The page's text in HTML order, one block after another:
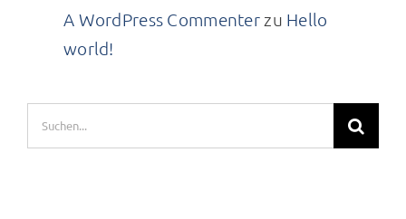
A WordPress Commenter zu Hello
world!
Suche
nach: